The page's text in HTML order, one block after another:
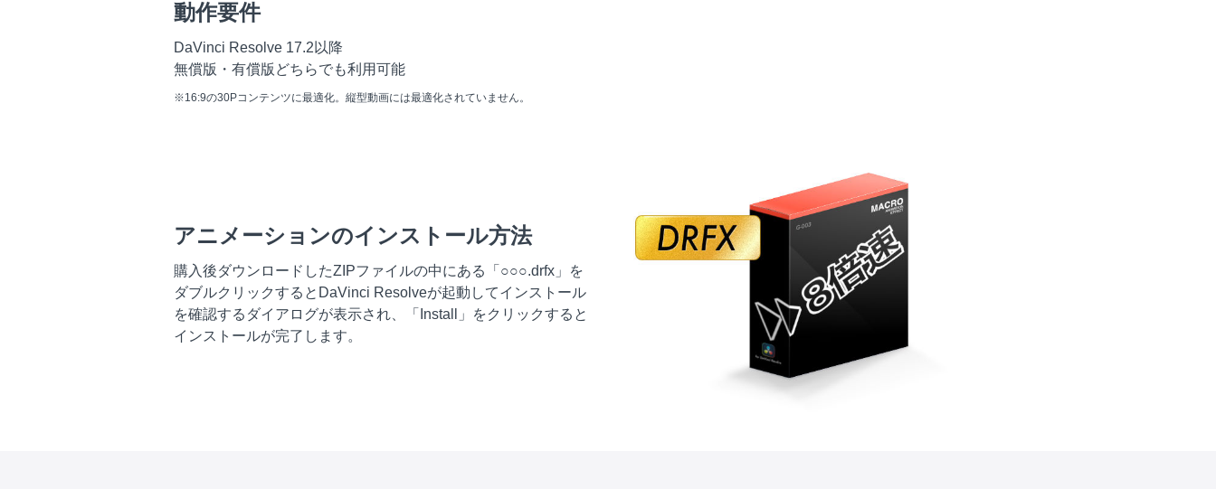
動作要件
DaVinci Resolve 17.2以降
無償版・有償版どちらでも利用可能
※16:9の30Pコンテンツに最適化。縦型動画には最適化されていません。
アニメーションのインストール方法
購入後ダウンロードしたZIPファイルの中にある「○○○.drfx」を
ダブルクリックするとDaVinci Resolveが起動してインストール
を確認するダイアログが表示され、「Install」をクリックすると
インストールが完了します。